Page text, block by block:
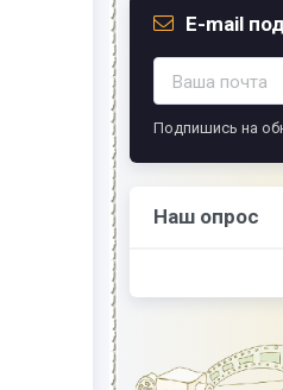
E-mail
Подпишись на
Наш опрос